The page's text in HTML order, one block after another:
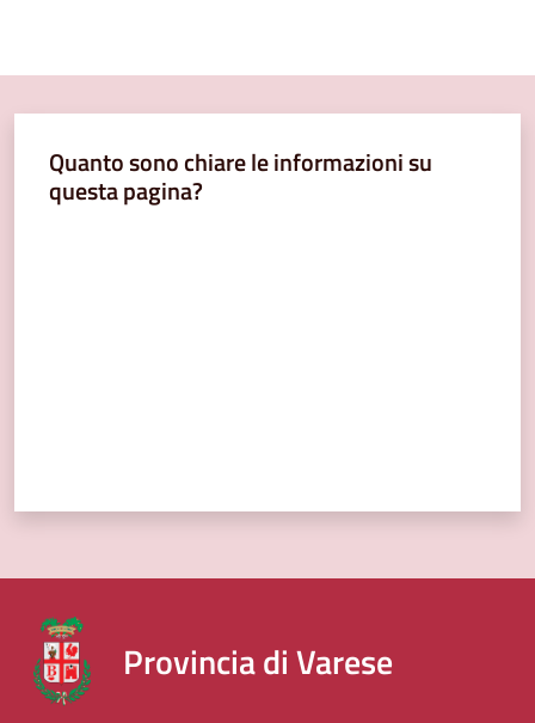
Quanto sono chiare le informazioni su
questa pagina?
Provincia di Varese